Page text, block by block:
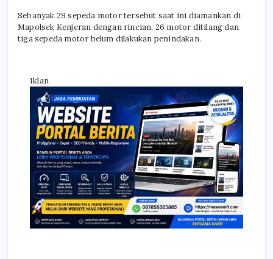
Sebanyak 29 sepeda motor tersebut saat ini diamankan di
Mapolsek Kenjeran dengan rincian, 26 motor ditilang dan
tiga sepeda motor belum dilakukan penindakan.
Iklan